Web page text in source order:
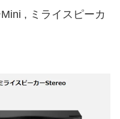
, ミライスピーカ